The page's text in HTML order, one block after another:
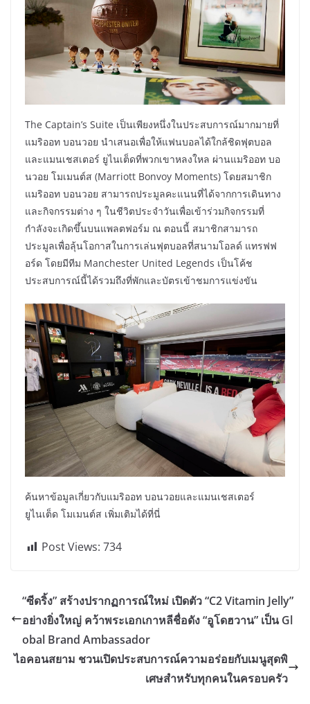
The Captain’s Suite เป็นเพียงหนึ่งในประสบการณ์มากมายที่
แมริออท บอนวอย นำเสนอเพื่อให้แฟนบอลได้ใกล้ชิดฟุตบอล
และแมนเชสเตอร์ ยูไนเต็ดที่พวกเขาหลงใหล ผ่านแมริออท บอ
นวอย โมเมนต์ส (Marriott Bonvoy Moments) โดยสมาชิก
แมริออท บอนวอย สามารถประมูลคะแนนที่ได้จากการเดินทาง
และกิจกรรมต่าง ๆ ในชีวิตประจำวันเพื่อเข้าร่วมกิจกรรมที่
กำลังจะเกิดขึ้นบนแพลตฟอร์ม ณ ตอนนี้ สมาชิกสามารถ
ประมูลเพื่อลุ้นโอกาสในการเล่นฟุตบอลที่สนามโอลด์ แทรฟฟ
อร์ด โดยมีทีม Manchester United Legends เป็นโค้ช
ประสบการณ์นี้ได้รวมถึงที่พักและบัตรเข้าชมการแข่งขัน
ค้นหาข้อมูลเกี่ยวกับแมริออท บอนวอยและแมนเชสเตอร์
ยูไนเต็ด โมเมนต์ส เพิ่มเติมได้ที่นี่
Post Views: 734
“ซีดริ้ง” สร้างปรากฏการณ์ใหม่ เปิดตัว “C2 Vitamin Jelly”
อย่างยิ่งใหญ่ คว้าพระเอกเกาหลีชื่อดัง “อูโดฮวาน” เป็น Gl
obal Brand Ambassador
ไอคอนสยาม ชวนเปิดประสบการณ์ความอร่อยกับเมนูสุดพิ
เศษสำหรับทุกคนในครอบครัว